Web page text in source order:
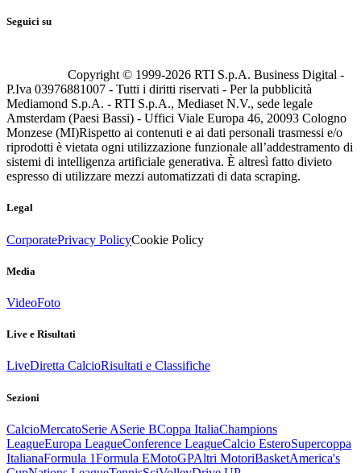
Seguici su
Copyright © 1999-2026 RTI S.p.A. Business Digital -
P.Iva 03976881007 - Tutti i diritti riservati - Per la pubblicità
Mediamond S.p.A. - RTI S.p.A., Mediaset N.V., sede legale
Amsterdam (Paesi Bassi) - Uffici Viale Europa 46, 20093 Cologno
Monzese (MI)Rispetto ai contenuti e ai dati personali trasmessi e/o
riprodotti è vietata ogni utilizzazione funzionale all’addestramento di
sistemi di intelligenza artificiale generativa. È altresì fatto divieto
espresso di utilizzare mezzi automatizzati di data scraping.
Legal
CorporatePrivacy PolicyCookie Policy
Media
VideoFoto
Live e Risultati
LiveDiretta CalcioRisultati e Classifiche
Sezioni
CalcioMercatoSerie ASerie BCoppa ItaliaChampions
LeagueEuropa LeagueConference LeagueCalcio EsteroSupercoppa
ItalianaFormula 1Formula EMotoGPAltri MotoriBasketAmerica's